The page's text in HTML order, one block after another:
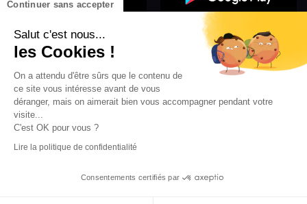
Continuer sans accepter
Salut c'est nous...
les Cookies !
On a attendu d'être sûrs que le contenu de
ce site vous intéresse avant de vous
déranger, mais on aimerait bien vous accompagner pendant votre
visite...
C'est OK pour vous ?
Lire la politique de confidentialité
Consentements certifiés par
Confidentialité
Gestion des cookies
Conditions générales d’utilisation
Mentions légales
les webradios RIFFX
en exclusivité sur VIBES le titre de la révé